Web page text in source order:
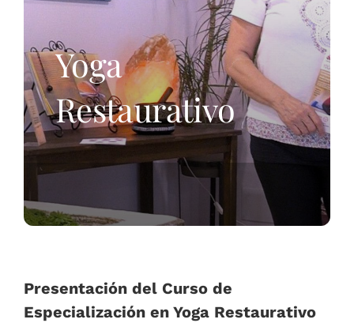
CONTACTOYoga
Restaurativo
Presentación del Curso de
Especialización en Yoga Restaurativo